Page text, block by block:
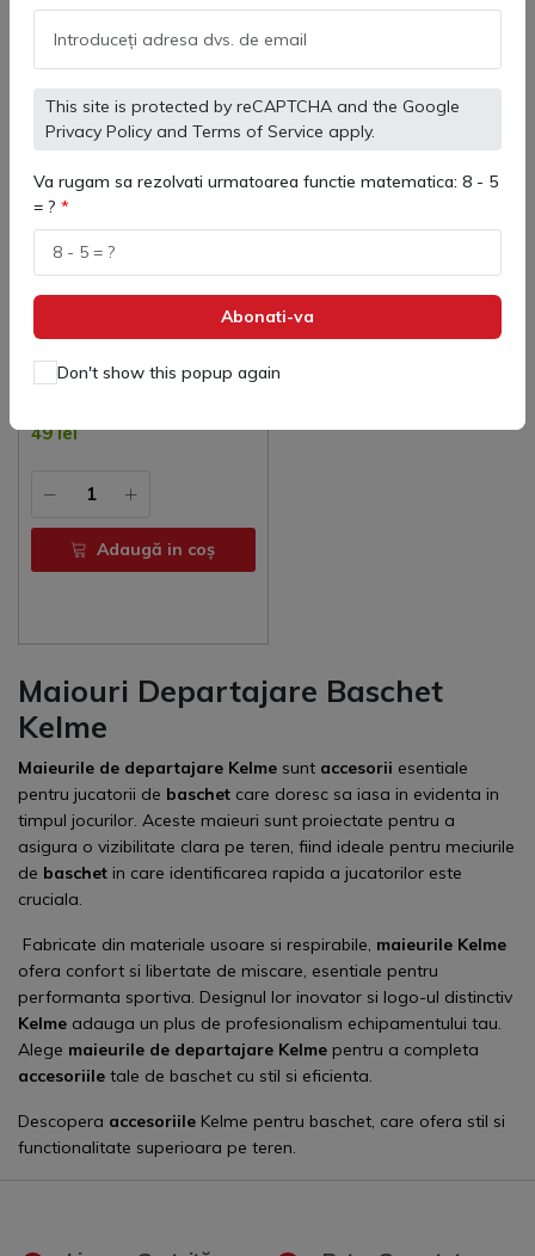
This site is protected by reCAPTCHA and the Google
Privacy Policy and Terms of Service apply.
Va rugam sa rezolvati urmatoarea functie matematica: 8 - 5
= ?
Abonati-va
Don't show this popup again
78078 Vesta Antrenament
Adulți ELEGANCE Kelme
49 lei
Adaugă in coş
Maiouri Departajare Baschet
Kelme
Maieurile de departajare Kelme sunt accesorii esentiale
pentru jucatorii de baschet care doresc sa iasa in evidenta in
timpul jocurilor. Aceste maieuri sunt proiectate pentru a
asigura o vizibilitate clara pe teren, fiind ideale pentru meciurile
de baschet in care identificarea rapida a jucatorilor este
cruciala.
Fabricate din materiale usoare si respirabile, maieurile Kelme
ofera confort si libertate de miscare, esentiale pentru
performanta sportiva. Designul lor inovator si logo-ul distinctiv
Kelme adauga un plus de profesionalism echipamentului tau.
Alege maieurile de departajare Kelme pentru a completa
accesoriile tale de baschet cu stil si eficienta.
Descopera accesoriile Kelme pentru baschet, care ofera stil si
functionalitate superioara pe teren.